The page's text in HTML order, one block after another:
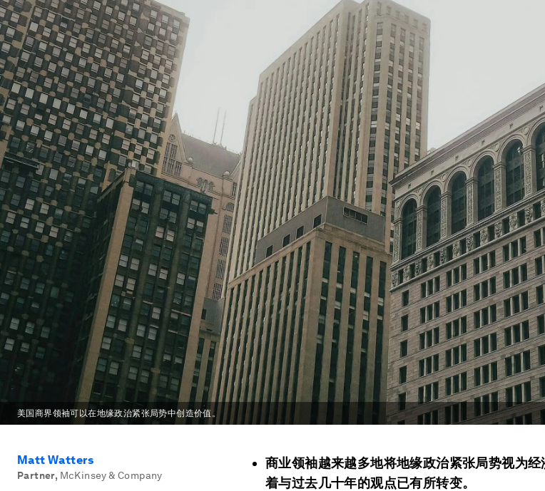
美国商界领袖可以在地缘政治紧张局势中创造价值。
Matt Watters
Partner, McKinsey & Company
商业领袖越来越多地将地缘政治紧张局势视为
着与过去几十年的观点已有所转变。